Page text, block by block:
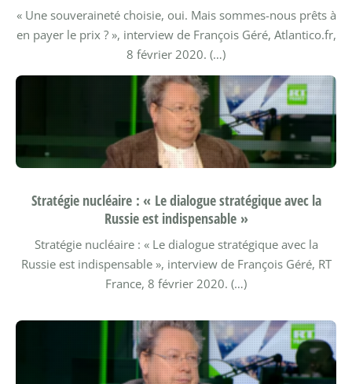
« Une souveraineté choisie, oui. Mais sommes-nous prêts à
en payer le prix ? », interview de François Géré, Atlantico.fr,
8 février 2020. (…)
Stratégie nucléaire : « Le dialogue stratégique avec la
Russie est indispensable »
Stratégie nucléaire : « Le dialogue stratégique avec la
Russie est indispensable », interview de François Géré, RT
France, 8 février 2020. (…)